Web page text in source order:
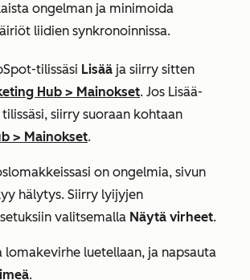
ongelman ja minimoida
liidien synkronoinnissa.
tilissäsi Lisää ja siirry sitten
Hub > Mainokset. Jos Lisää-
siirry suoraan kohtaan
> Mainokset.
on ongelmia, sivun
hälytys. Siirry lyijyjen
valitsemalla Näytä virheet.
lomakevirhe luetellaan, ja napsauta
.